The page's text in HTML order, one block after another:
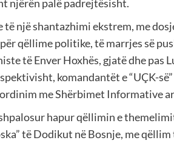
njërën palë padrejtësisht.
të një shantazhimi ekstrem, me
qëllime politike, të marrjes së
të Enver Hoxhës, gjatë dhe pas
komandantët e “UÇK-
me Shërbimet Informative
hapur qëllimin e
të Dodikut në Bosnje, me